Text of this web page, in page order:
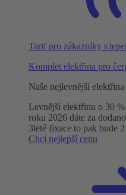
Tarif pro zákazníky s
Komplet elektřina pro
Naše nejlevnější
Levnější elektřinu o 30
roku 2026 dáte za
3leté fixace to pak bude
Chci nejlepší cenu